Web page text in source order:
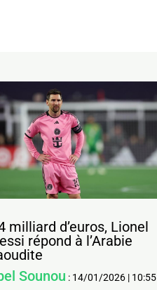
milliard d’euros, Lionel
répond à l’Arabie
Sounou : 14/01/2026| 10:55